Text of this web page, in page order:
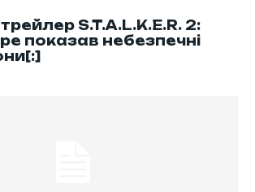
S.T.A.L.K.E.R. 2:
показав небезпечні